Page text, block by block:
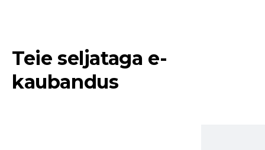
Teie seljataga e-
kaubandus